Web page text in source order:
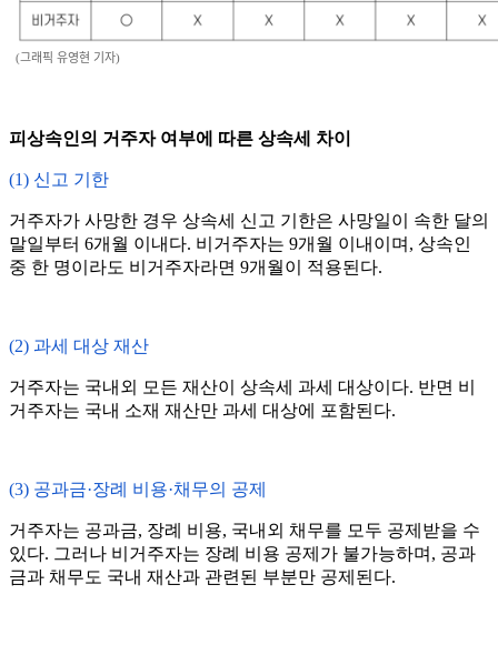
(그래픽 유영현 기자)
피상속인의 거주자 여부에 따른 상속세 차이
(1) 신고 기한
거주자가 사망한 경우 상속세 신고 기한은 사망일이 속한 달의
말일부터 6개월 이내다. 비거주자는 9개월 이내이며, 상속인
중 한 명이라도 비거주자라면 9개월이 적용된다.
(2) 과세 대상 재산
거주자는 국내외 모든 재산이 상속세 과세 대상이다. 반면 비
거주자는 국내 소재 재산만 과세 대상에 포함된다.
(3) 공과금·장례 비용·채무의 공제
거주자는 공과금, 장례 비용, 국내외 채무를 모두 공제받을 수
있다. 그러나 비거주자는 장례 비용 공제가 불가능하며, 공과
금과 채무도 국내 재산과 관련된 부분만 공제된다.